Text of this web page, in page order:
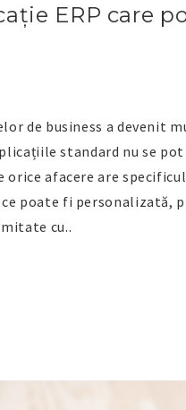
ERP care
de business a devenit
standard nu se
afacere are
poate fi personalizată,
cu..